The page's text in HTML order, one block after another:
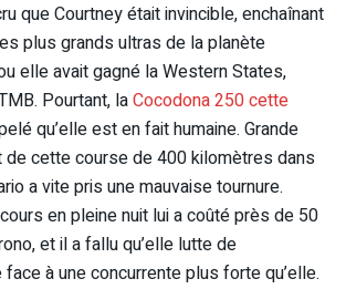
que Courtney était invincible, enchaînant
plus grands ultras de la planète
elle avait gagné la Western States,
Pourtant, laCocodona 250 cette
qu’elle est en fait humaine. Grande
de cette course de 400 kilomètres dans
a vite pris une mauvaise tournure.
en pleine nuit lui a coûté près de 50
et il a fallu qu’elle lutte de
face à une concurrente plus forte qu’elle.